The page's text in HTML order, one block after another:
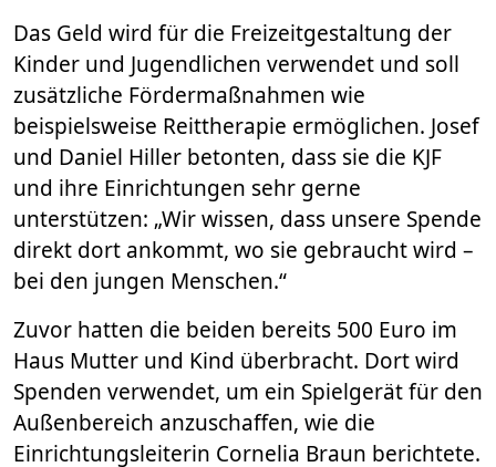
Das Geld wird für die Freizeitgestaltung der
Kinder und Jugendlichen verwendet und soll
zusätzliche Fördermaßnahmen wie
beispielsweise Reittherapie ermöglichen. Josef
und Daniel Hiller betonten, dass sie die KJF
und ihre Einrichtungen sehr gerne
unterstützen: „Wir wissen, dass unsere Spende
direkt dort ankommt, wo sie gebraucht wird –
bei den jungen Menschen.“
Zuvor hatten die beiden bereits 500 Euro im
Haus Mutter und Kind überbracht. Dort wird
Spenden verwendet, um ein Spielgerät für den
Außenbereich anzuschaffen, wie die
Einrichtungsleiterin Cornelia Braun berichtete.